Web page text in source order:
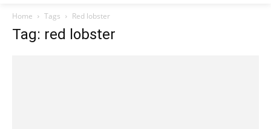
Home Tags Red lobster
Tag: red lobster